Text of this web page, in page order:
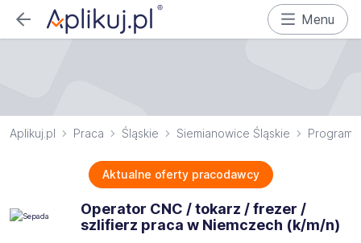
Menu
Aplikuj.pl Praca Śląskie Siemianowice Śląskie
Aktualne oferty pracodawcy
Operator CNC / tokarz / frezer /
szlifierz praca w Niemczech (k/m/n)